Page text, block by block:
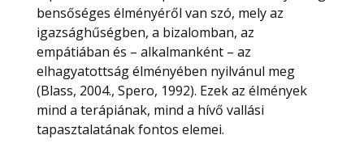
bensőséges élményéről van szó, mely az
igazsághűségben, a bizalomban, az
empátiában és – alkalmanként – az
elhagyatottság élményében nyilvánul meg
(Blass, 2004., Spero, 1992). Ezek az élmények
mind a terápiának, mind a hívő vallási
tapasztalatának fontos elemei.